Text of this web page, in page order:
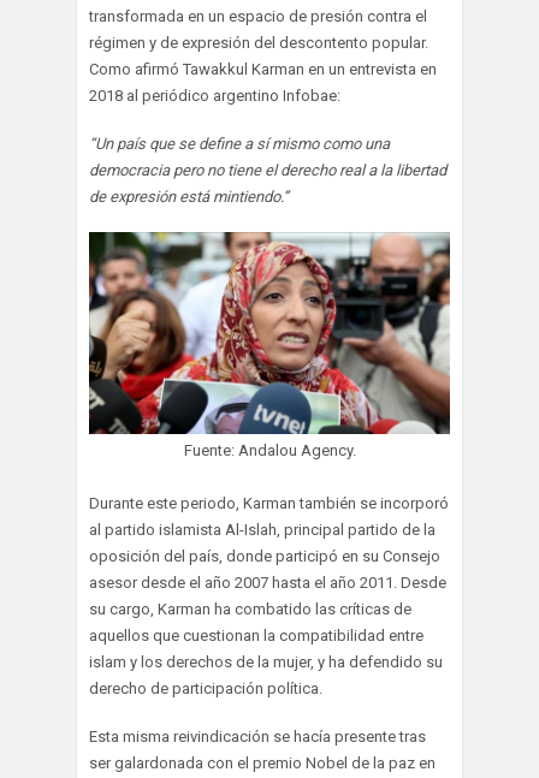
transformada en un espacio de presión contra el
régimen y de expresión del descontento popular.
Como afirmó Tawakkul Karman en un entrevista en
2018 al periódico argentino Infobae:
“Un país que se define a sí mismo como una
democracia pero no tiene el derecho real a la libertad
de expresión está mintiendo.”
Fuente: Andalou Agency.
Durante este periodo, Karman también se incorporó
al partido islamista Al-Islah, principal partido de la
oposición del país, donde participó en su Consejo
asesor desde el año 2007 hasta el año 2011. Desde
su cargo, Karman ha combatido las críticas de
aquellos que cuestionan la compatibilidad entre
islam y los derechos de la mujer, y ha defendido su
derecho de participación política.
Esta misma reivindicación se hacía presente tras
ser galardonada con el premio Nobel de la paz en